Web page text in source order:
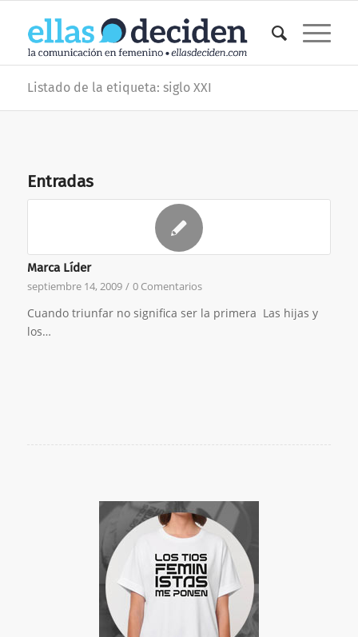
Listado de la etiqueta: siglo XXI
Entradas
Marca Líder
septiembre 14, 2009 / 0 Comentarios
Cuando triunfar no significa ser la primera Las hijas y
los…